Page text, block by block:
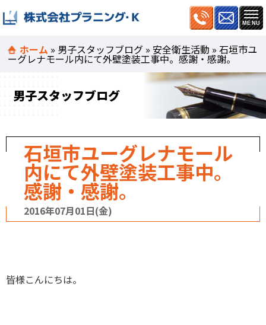
ホーム » 男子スタッフブログ »安全衛生活動 »石垣市ユ
ーグレナモール内にて外壁塗装工事中。感謝・感謝。
男子スタッフブログ
石垣市ユーグレナモール
内にて外壁塗装工事中。
感謝・感謝。
2016年07月01日(金)
皆様こんにちは。